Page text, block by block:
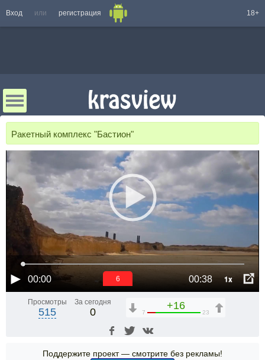
Вход или регистрация 18+
Ракетный комплекс "Бастион"
00:00 00:38 1x
5
Просмотры
515
За сегодня
0
+16
7 23
Поддержите проект — смотрите без рекламы!